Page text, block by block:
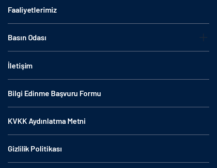
Faaliyetlerimiz
Basın Odası
İletişim
Bilgi Edinme Başvuru Formu
KVKK Aydınlatma Metni
Gizlilik Politikası